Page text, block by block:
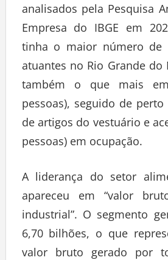
analisados pela Pesquisa
Empresa do IBGE em
tinha o maior número de
atuantes no Rio Grande do
também o que mais
pessoas), seguido de perto
de artigos do vestuário e
pessoas) em ocupação.
A liderança do setor
apareceu em “valor
industrial”. O segmento
6,70 bilhões, o que
valor bruto gerado por